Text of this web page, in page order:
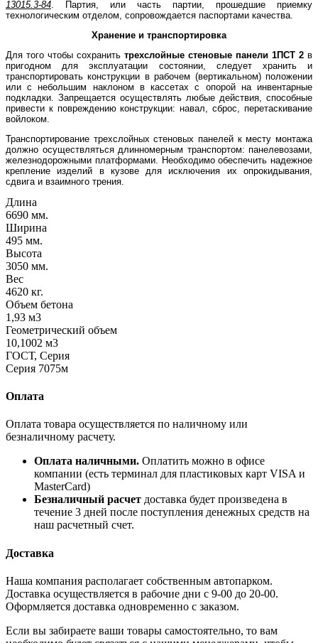
13015.3-84 . Партия, или часть партии, прошедшие приемку
технологическим отделом, сопровождается паспортами качества.
Хранение и транспортировка
Для того чтобы сохранить трехслойные стеновые панели 1ПСТ 2 в
пригодном для эксплуатации состоянии, следует хранить и
транспортировать конструкции в рабочем (вертикальном) положении
или с небольшим наклоном в кассетах с опорой на инвентарные
подкладки. Запрещается осуществлять любые действия, способные
привести к повреждению конструкции: навал, сброс, перетаскивание
войлоком.
Транспортирование трехслойных стеновых панелей к месту монтажа
должно осуществляться длинномерным транспортом: панелевозами,
железнодорожными платформами. Необходимо обеспечить надежное
крепление изделий в кузове для исключения их опрокидывания,
сдвига и взаимного трения.
Длина
6690 мм.
Ширина
495 мм.
Высота
3050 мм.
Вес
4620 кг.
Объем бетона
1,93 м3
Геометрический объем
10,1002 м3
ГОСТ, Серия
Серия 7075м
Оплата
Оплата товара осуществляется по наличному или
безналичному расчету.
Оплата наличными. Оплатить можно в офисе
компании (есть терминал для пластиковых карт VISA и
MasterCard)
Безналичный расчет доставка будет произведена в
течение 3 дней после поступления денежных средств на
наш расчетный счет.
Доставка
Наша компания располагает собственным автопарком.
Доставка осуществляется в рабочие дни с 9-00 до 20-00.
Оформляется доставка одновременно с заказом.
Если вы забираете ваши товары самостоятельно, то вам